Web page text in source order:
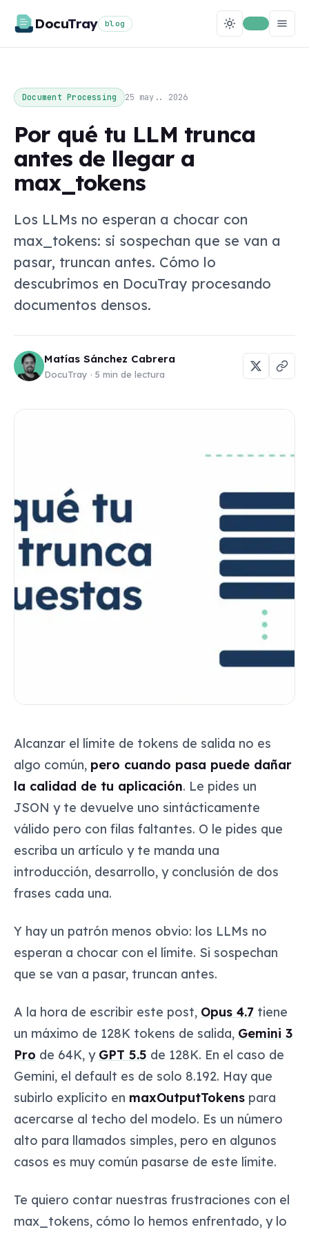
DocuTray blog
Document Processing 25 may.. 2026
Por qué tu LLM trunca
antes de llegar a
max_tokens
Los LLMs no esperan a chocar con
max_tokens: si sospechan que se van a
pasar, truncan antes. Cómo lo
descubrimos en DocuTray procesando
documentos densos.
Matías Sánchez Cabrera
DocuTray · 5 min de lectura
Alcanzar el límite de tokens de salida no es
algo común, pero cuando pasa puede dañar
la calidad de tu aplicación. Le pides un
JSON y te devuelve uno sintácticamente
válido pero con filas faltantes. O le pides que
escriba un artículo y te manda una
introducción, desarrollo, y conclusión de dos
frases cada una.
Y hay un patrón menos obvio: los LLMs no
esperan a chocar con el límite. Si sospechan
que se van a pasar, truncan antes.
A la hora de escribir este post, Opus 4.7 tiene
un máximo de 128K tokens de salida, Gemini 3
Pro de 64K, y GPT 5.5 de 128K. En el caso de
Gemini, el default es de solo 8.192. Hay que
subirlo explícito en maxOutputTokens para
acercarse al techo del modelo. Es un número
alto para llamados simples, pero en algunos
casos es muy común pasarse de este límite.
Te quiero contar nuestras frustraciones con el
max_tokens, cómo lo hemos enfrentado, y lo